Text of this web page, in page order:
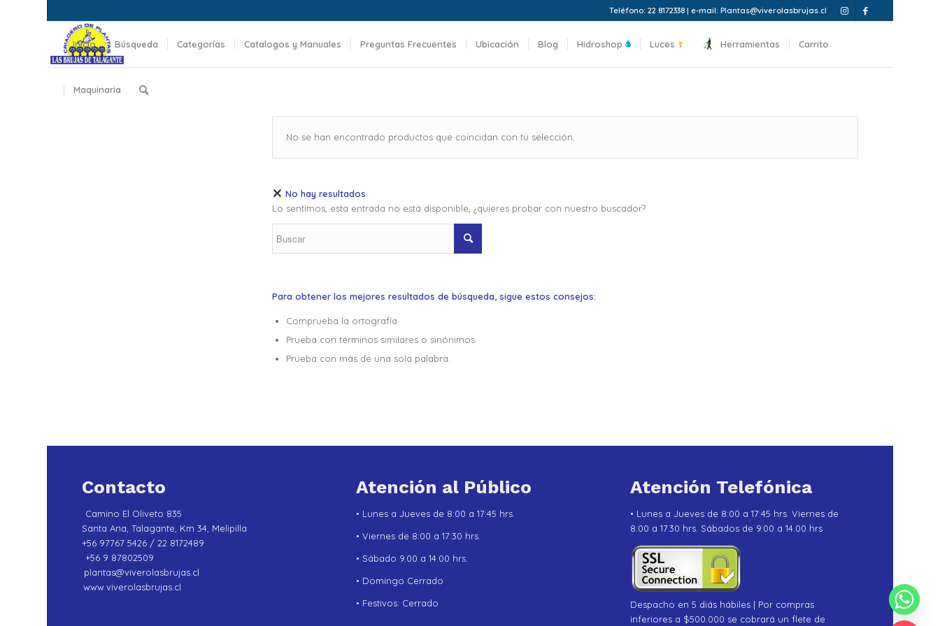
Teléfono: 22 8172338 | e-mail: Plantas@viverolasbrujas.cl
Inicio Búsqueda Categorías Catalogos y Manuales Preguntas Frecuentes Ubicación Blog Hidroshop Luces Herramientas Carrito
Maquinaria
No se han encontrado productos que coincidan con tu selección.
No hay resultados
Lo sentimos, esta entrada no está disponible, ¿quieres probar con nuestro buscador?
Para obtener los mejores resultados de búsqueda, sigue estos consejos:
Comprueba la ortografía.
Prueba con términos similares o sinónimos.
Prueba con más de una sola palabra.
Contacto
Camino El Oliveto 835
Santa Ana, Talagante, Km 34, Melipilla
+56 97767 5426 / 22 8172489
+56 9 87802509
plantas@viverolasbrujas.cl
www.viverolasbrujas.cl
Atención al Público
• Lunes a Jueves de 8:00 a 17:45 hrs.
• Viernes de 8:00 a 17:30 hrs.
• Sábado 9.00 a 14.00 hrs.
• Domingo Cerrado
• Festivos: Cerrado
Atención Telefónica
• Lunes a Jueves de 8:00 a 17:45 hrs. Viernes de
8.00 a 17.30 hrs. Sábados de 9.00 a 14.00 hrs
Despacho en 5 diás hábiles | Por compras
inferiores a $500.000 se cobrará un flete de